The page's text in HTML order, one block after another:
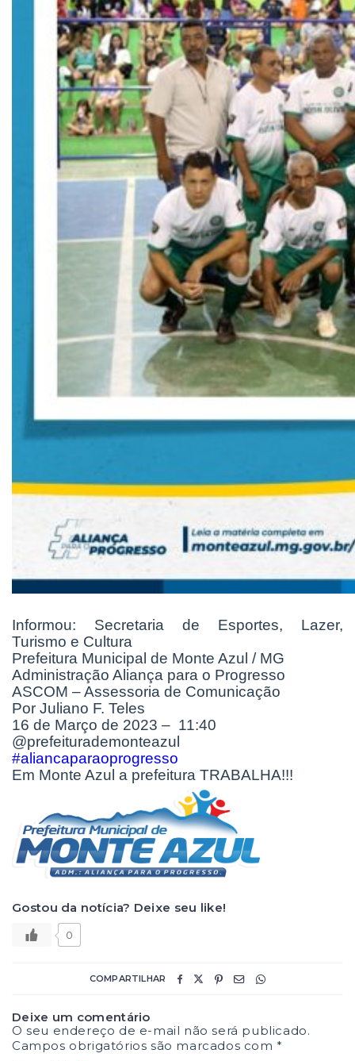
Informou: Secretaria de Esportes, Lazer,
Turismo e Cultura
Prefeitura Municipal de Monte Azul / MG
Administração Aliança para o Progresso
ASCOM – Assessoria de Comunicação
Por Juliano F. Teles
16 de Março de 2023 – 11:40
@prefeiturademonteazul
#aliancaparaoprogresso
Em Monte Azul a prefeitura TRABALHA!!!
Gostou da notícia? Deixe seu like!
0
COMPARTILHAR
Deixe um comentário
O seu endereço de e-mail não será publicado.
Campos obrigatórios são marcados com*